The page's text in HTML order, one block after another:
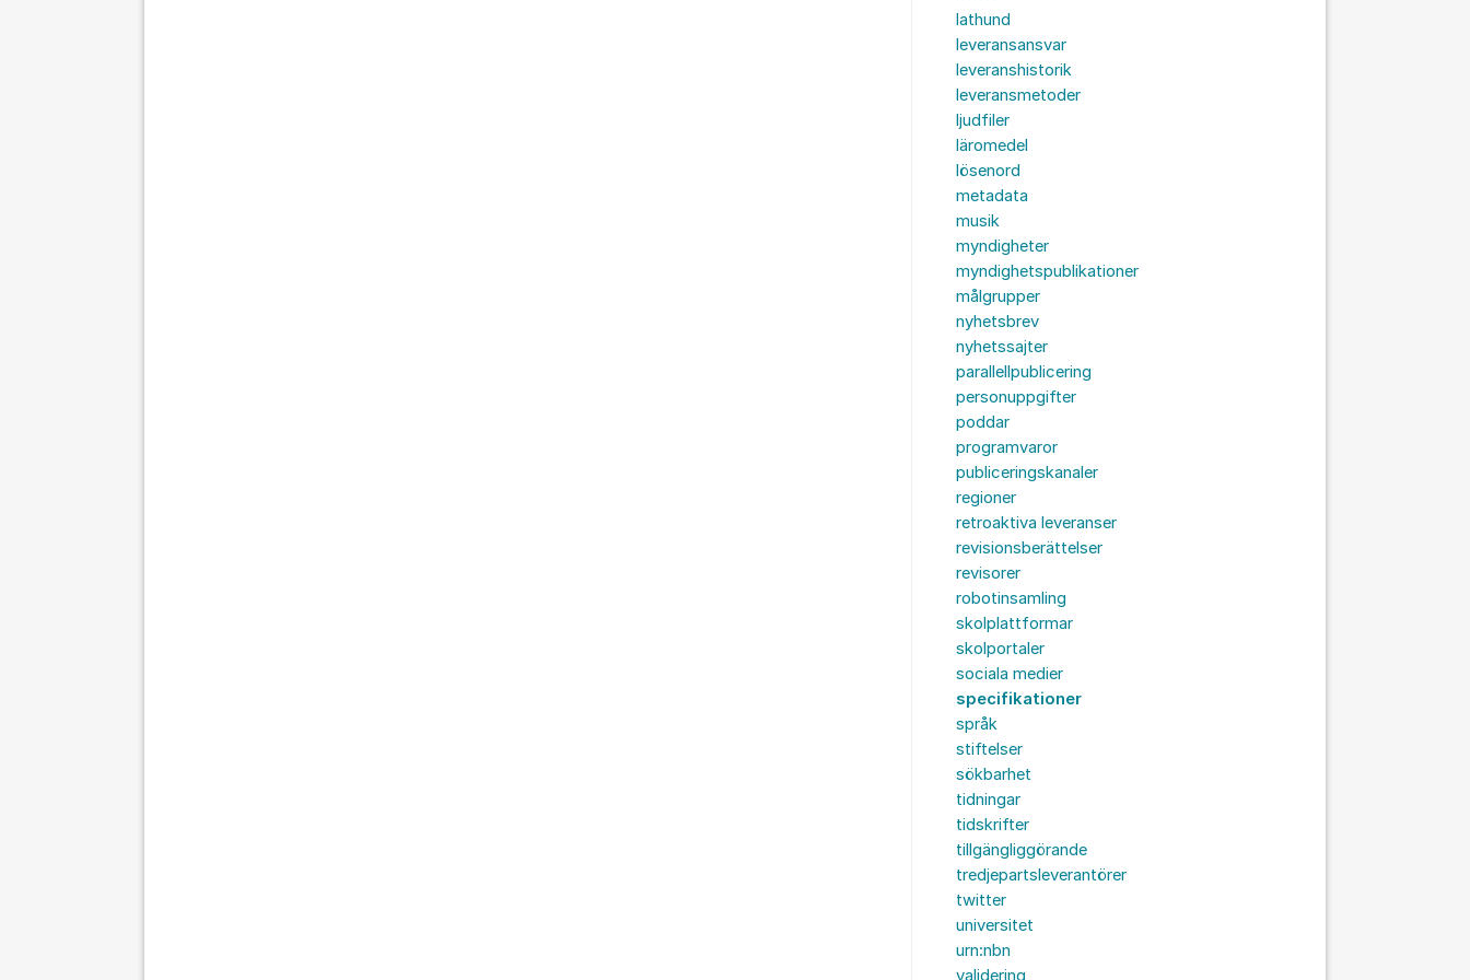
lathund
leveransansvar
leveranshistorik
leveransmetoder
ljudfiler
läromedel
lösenord
metadata
musik
myndigheter
myndighetspublikationer
målgrupper
nyhetsbrev
nyhetssajter
parallellpublicering
personuppgifter
poddar
programvaror
publiceringskanaler
regioner
retroaktiva leveranser
revisionsberättelser
revisorer
robotinsamling
skolplattformar
skolportaler
sociala medier
specifikationer
språk
stiftelser
sökbarhet
tidningar
tidskrifter
tillgängliggörande
tredjepartsleverantörer
twitter
universitet
urn:nbn
validering